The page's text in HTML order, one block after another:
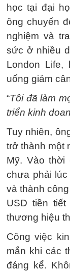
học tại đại
ông chuyển
nghiệm và
sức ở nhiều
London Life,
uống giảm
“Tôi đã làm
triển kinh
Tuy nhiên,
trở thành một
Mỹ. Vào thời
chưa phải lúc
và thành
USD tiền
thương hiệu
Công việc
mắn khi các
đáng kể.